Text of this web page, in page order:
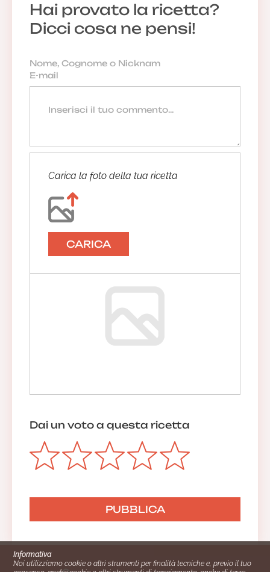
Hai provato la ricetta?
Dicci cosa ne pensi!
Carica la foto della tua ricetta
CARICA
Dai un voto a questa ricetta
Informativa
Noi utilizziamo cookie o altri strumenti per finalità tecniche e, previo il tuo